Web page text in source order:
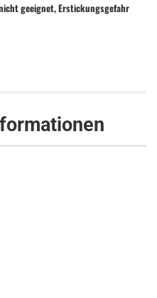
geeignet, Erstickungsgefahr